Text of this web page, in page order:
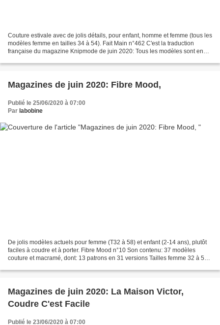
Couture estivale avec de jolis détails, pour enfant, homme et femme (tous les
modèles femme en tailles 34 à 54). Fait Main n°462 C'est la traduction
française du magazine Knipmode de juin 2020: Tous les modèles sont en
Magazines de juin 2020: Fibre Mood,
Publié le 25/06/2020 à 07:00
Par labobine
De jolis modèles actuels pour femme (T32 à 58) et enfant (2-14 ans), plutôt
faciles à coudre et à porter. Fibre Mood n°10 Son contenu: 37 modèles
couture et macramé, dont: 13 patrons en 31 versions Tailles femme 32 à 58,
Magazines de juin 2020: La Maison Victor,
Coudre C'est Facile
Publié le 23/06/2020 à 07:00